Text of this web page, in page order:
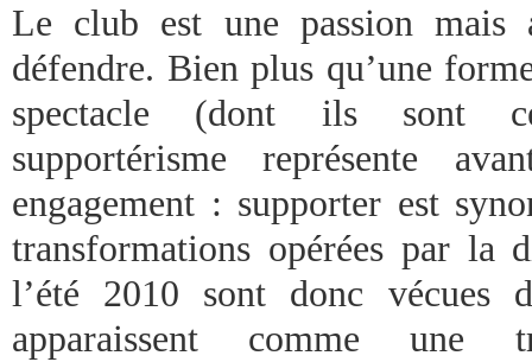
Le club est une passion mais
défendre. Bien plus qu’une
spectacle (dont ils sont
supportérisme représente
engagement : supporter est
transformations opérées par la
l’été 2010 sont donc vécues
apparaissent comme une